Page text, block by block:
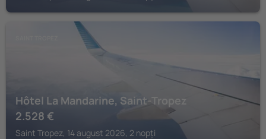
Hôtel La Mandarine, Saint-Tropez
2.528 €
Saint Tropez, 14 august 2026, 2 nopți